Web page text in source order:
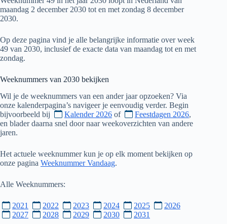
maandag 2 december 2030 tot en met zondag 8 december
2030.
Op deze pagina vind je alle belangrijke informatie over week
49 van 2030, inclusief de exacte data van maandag tot en met
zondag.
Weeknummers van 2030 bekijken
Wil je de weeknummers van een ander jaar opzoeken? Via
onze kalenderpagina’s navigeer je eenvoudig verder. Begin
bijvoorbeeld bij
Kalender 2026 of Feestdagen 2026,
en blader daarna snel door naar weekoverzichten van andere
jaren.
Het actuele weeknummer kun je op elk moment bekijken op
onze pagina Weeknummer Vandaag.
Alle Weeknummers:
2021 2022 2023 2024 2025
2026
2027
2028 2029 2030 2031